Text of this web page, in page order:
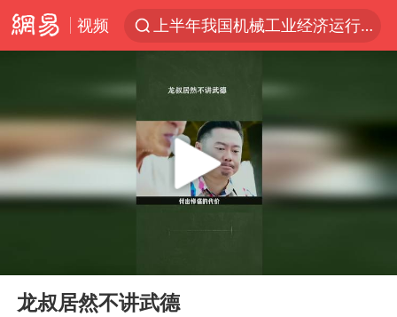
视频
上半年我国机械工业经济运行稳中有进
王力宏演唱会黄牛带观众藏匿被查获
官方通报教师招聘笔试前13名被淘汰
泰国校园枪击案死亡人数升至7人
改名后的“青海拉面”店
Play
龙叔居然不讲武德